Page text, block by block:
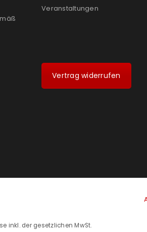
Veranstaltungen
Vertrag widerrufen
inkl. der gesetzlichen MwSt.